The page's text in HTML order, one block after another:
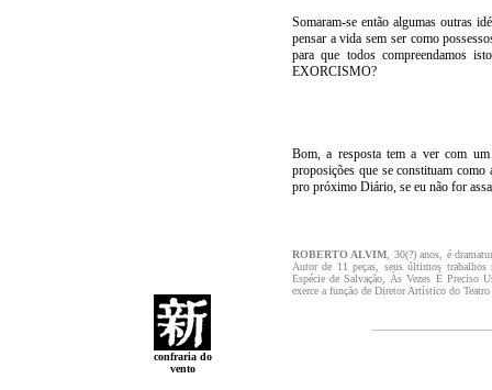
Somaram-se então algumas outras
pensar a vida sem ser como
para que todos compreendamos
EXORCISMO?
Bom, a resposta tem a ver com
proposições que se constituam como
pro próximo Diário, se eu não for
ROBERTO ALVIM , 30(?) anos, é
Autor de 11 peças, seus últimos
Espécie de Salvação, Às Vezes É Preciso
exerce a função de Diretor Artístico do
confraria do
vento